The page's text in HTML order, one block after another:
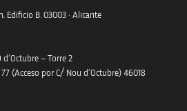
Edificio B. 03003 · Alicante
– Torre 2
(Acceso por C/ Nou d’Octubre) 46018